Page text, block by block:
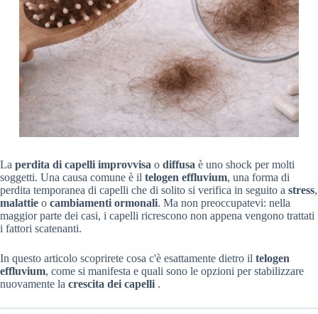
La perdita di capelli improvvisa o diffusa è uno shock per molti
soggetti. Una causa comune è il telogen effluvium, una forma di
perdita temporanea di capelli che di solito si verifica in seguito a stress,
malattie o cambiamenti ormonali. Ma non preoccupatevi: nella
maggior parte dei casi, i capelli ricrescono non appena vengono trattati
i fattori scatenanti.
In questo articolo scoprirete cosa c'è esattamente dietro il telogen
effluvium, come si manifesta e quali sono le opzioni per stabilizzare
nuovamente la crescita dei capelli .